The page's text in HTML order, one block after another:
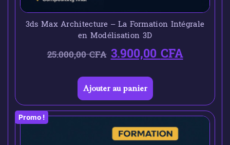
3ds Max Architecture – La Formation Intégrale
en Modélisation 3D
25.000,00CFA 3.900,00CFA
Ajouter au panier
Promo !